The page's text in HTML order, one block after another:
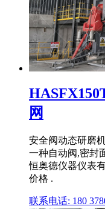
网
安全阀动态研磨
一种自动阀,密封
恒奥德仪器仪表
价格 .
联系电话: 180